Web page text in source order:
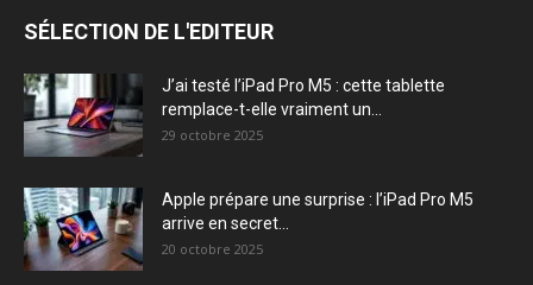
SÉLECTION DE L'EDITEUR
J’ai testé l’iPad Pro M5 : cette tablette
remplace-t-elle vraiment un...
29 octobre 2025
Apple prépare une surprise : l’iPad Pro M5
arrive en secret...
20 octobre 2025